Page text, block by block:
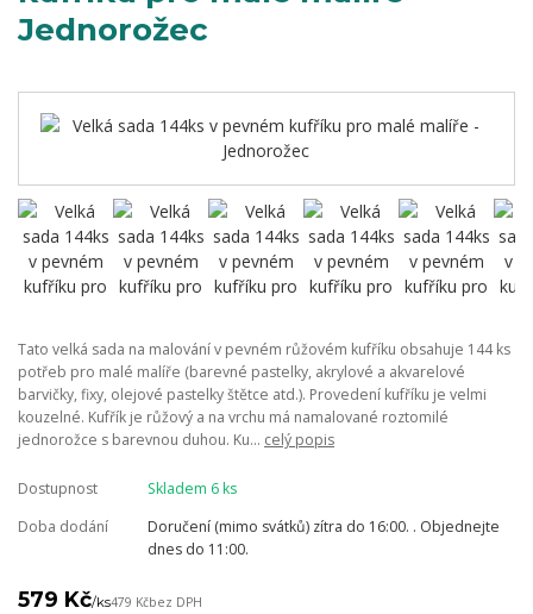
Jednorožec
Tato velká sada na malování v pevném růžovém kufříku obsahuje 144 ks
potřeb pro malé malíře (barevné pastelky, akrylové a akvarelové
barvičky, fixy, olejové pastelky štětce atd.). Provedení kufříku je velmi
kouzelné. Kufřík je růžový a na vrchu má namalované roztomilé
jednorožce s barevnou duhou. Ku... celý popis
Dostupnost
Skladem 6 ks
Doba dodání
Doručení (mimo svátků) zítra do 16:00. . Objednejte
dnes do 11:00.
579 Kč/ks479 Kčbez DPH